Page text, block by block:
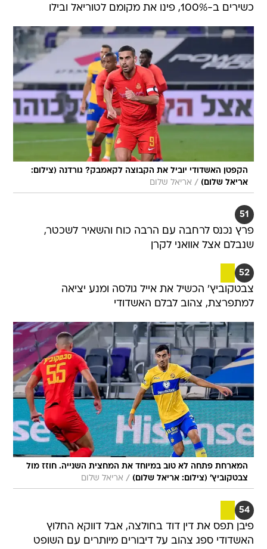
כשירים ב-100%, פינו את מקומם לטוריאל ובילו
הקפטן האשדודי יוביל את הקבוצה לקאמבק? גורדנה (צילום:
אריאל שלום) / אריאל שלום
51
פרץ נכנס לרחבה עם הרבה כוח והשאיר לשכטר,
שנבלם אצל אוואני לקרן
52
צבטקוביץ' הכשיל את אייל גולסה ומנע יציאה
למתפרצת, צהוב לבלם האשדודי
המארחת פתחה לא טוב במיוחד את המחצית השנייה. חוזז מול
צבטקוביץ' (צילום: אריאל שלום) / אריאל שלום
54
פיבן תפס את דין דוד בחולצה, אבל דווקא החלוץ
האשדודי ספג צהוב על דיבורים מיותרים עם השופט